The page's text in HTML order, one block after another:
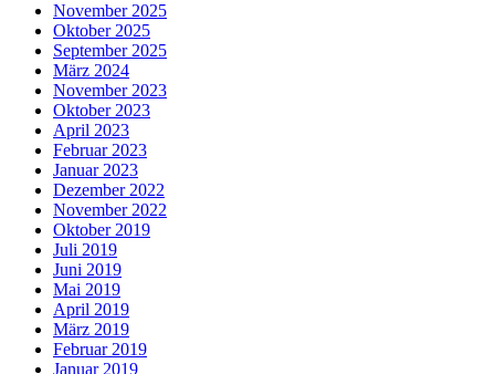
November 2025
Oktober 2025
September 2025
März 2024
November 2023
Oktober 2023
April 2023
Februar 2023
Januar 2023
Dezember 2022
November 2022
Oktober 2019
Juli 2019
Juni 2019
Mai 2019
April 2019
März 2019
Februar 2019
Januar 2019